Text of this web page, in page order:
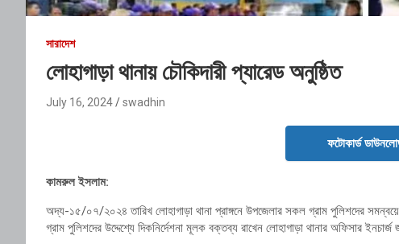
সারাদেশ
লোহাগাড়া থানায় চৌকিদারী প্যারেড অনুষ্ঠিত
July 16, 2024 swadhin
ফটোকার্ড
কামরুল ইসলাম:
অদ্য-১৫/০৭/২০২৪ তারিখ লোহাগাড়া থানা প্রাঙ্গনে উপজেলার সকল গ্রাম পুলিশদের
গ্রাম পুলিশদের উদ্দেশ্যে দিকনির্দেশনা মূলক বক্তব্য রাখেন লোহাগাড়া থানার অফিসার